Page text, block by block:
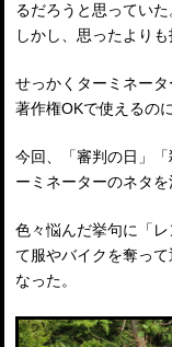
るだろうと思っていた
しかし、思ったよりも
せっかくターミネー
著作権OKで使えるの
今回、「審判の日」
ーミネーターのネタを
色々悩んだ挙句に「
て服やバイクを奪っ
なった。